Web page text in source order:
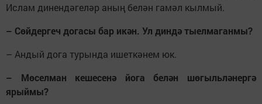
Ислам динендәгеләр аның белән гамәл кылмый.
– Сөйдергеч догасы бар икән. Ул диндә тыелмаганмы?
– Андый дога турында ишеткәнем юк.
– Мөселман кешесенә йога белән шөгыльләнергә
ярыймы?